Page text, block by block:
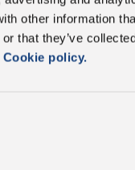
other information
that they’ve
Cookie policy.